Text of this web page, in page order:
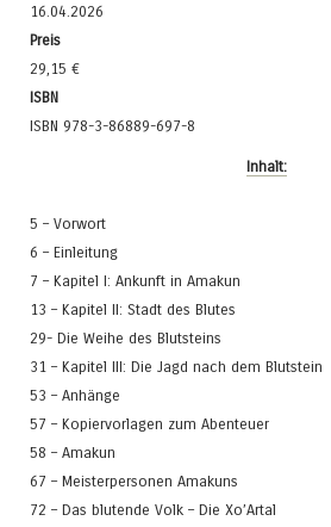
16.04.2026
Preis
29,15 €
ISBN
ISBN 978-3-86889-697-8
Inhalt:
5 – Vorwort
6 – Einleitung
7 – Kapitel I: Ankunft in Amakun
13 – Kapitel II: Stadt des Blutes
29- Die Weihe des Blutsteins
31 – Kapitel III: Die Jagd nach dem Blutstein
53 – Anhänge
57 – Kopiervorlagen zum Abenteuer
58 – Amakun
67 – Meisterpersonen Amakuns
72 – Das blutende Volk – Die Xo’Artal